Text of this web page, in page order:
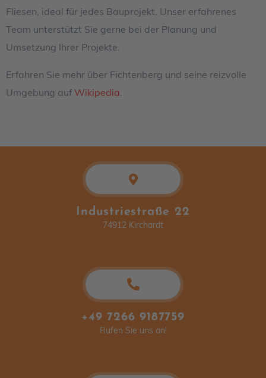
Fliesen, ideal für jedes Bauprojekt. Unser erfahrenes
Team unterstützt Sie gerne bei der Planung und
Umsetzung Ihrer Projekte.
Erfahren Sie mehr über Fichtenberg und seine reizvolle
Umgebung auf Wikipedia
Industriestraße 22
74912 Kirchardt
+49 7266 9187759
Rufen Sie uns an!